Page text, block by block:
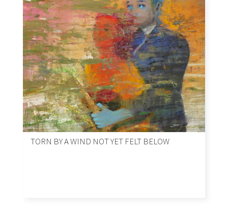
TORN BY A WIND NOT YET FELT BELOW